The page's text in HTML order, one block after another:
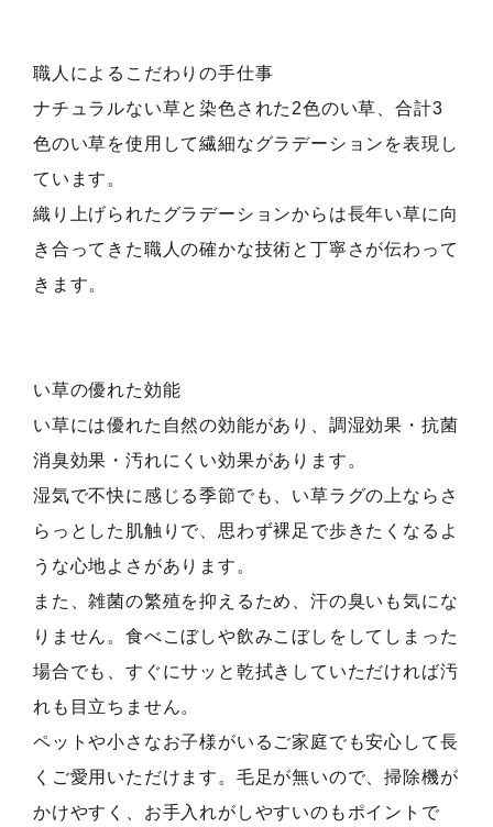
職人によるこだわりの手仕事
ナチュラルない草と染色された2色のい草、合計3
色のい草を使用して繊細なグラデーションを表現し
ています。
織り上げられたグラデーションからは長年い草に向
き合ってきた職人の確かな技術と丁寧さが伝わって
きます。
い草の優れた効能
い草には優れた自然の効能があり、調湿効果・抗菌
消臭効果・汚れにくい効果があります。
湿気で不快に感じる季節でも、い草ラグの上ならさ
らっとした肌触りで、思わず裸足で歩きたくなるよ
うな心地よさがあります。
また、雑菌の繁殖を抑えるため、汗の臭いも気にな
りません。食べこぼしや飲みこぼしをしてしまった
場合でも、すぐにサッと乾拭きしていただければ汚
れも目立ちません。
ペットや小さなお子様がいるご家庭でも安心して長
くご愛用いただけます。毛足が無いので、掃除機が
かけやすく、お手入れがしやすいのもポイントで